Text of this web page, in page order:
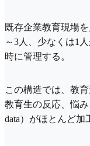
既存企業教育現場
～3人、少なくは1
時に管理する。
この構造では、教
教育生の反応、悩
data）がほとんど加